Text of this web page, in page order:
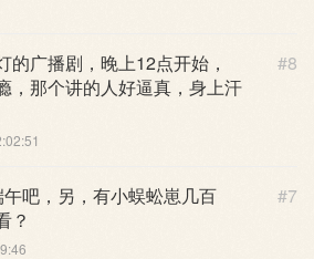
#8
的广播剧，晚上12点开始，
，那个讲的人好逼真，身上汗
#7
吧，另，有小蜈蚣崽几百
？